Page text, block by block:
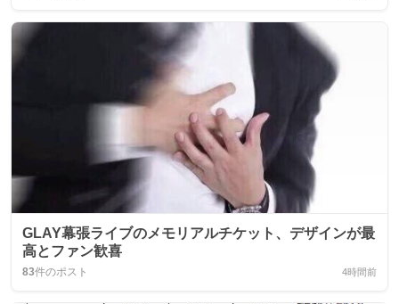
GLAY幕張ライブのメモリアルチケット、デザインが最
高とファン歓喜
83件のポスト 4時間前